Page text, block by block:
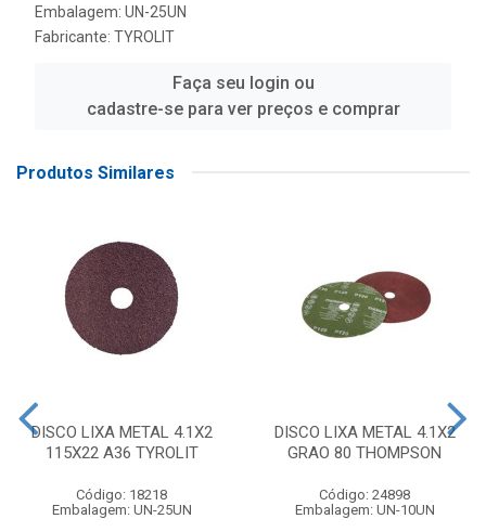
Embalagem: UN-25UN
Fabricante: TYROLIT
Faça seu login ou
cadastre-se para ver preços e comprar
Produtos Similares
DISCO LIXA METAL 4.1X2
115X22 A36 TYROLIT
Código: 18218
Embalagem: UN-25UN
DISCO LIXA METAL 4.1X2
GRAO 80 THOMPSON
Código: 24898
Embalagem: UN-10UN